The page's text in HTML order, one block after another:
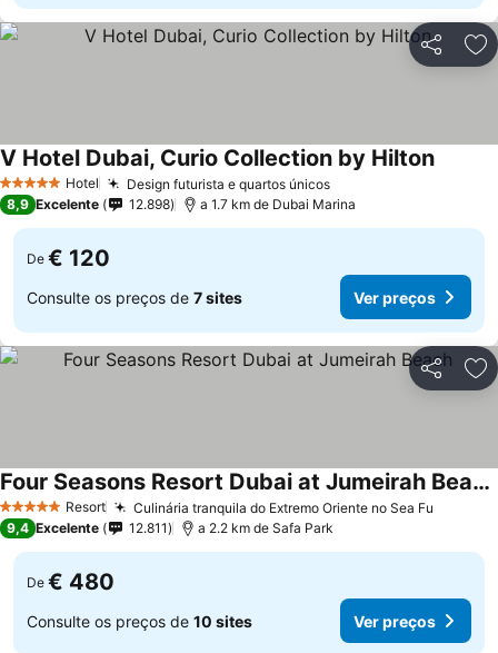
Partilhar
5 Estrelas Hotel Design futurista e quartos únicos
V Hotel Dubai, Curio Collection by Hilton
8,9 Excelente 12.898 a 1.7 km de Dubai Marina
De € 120
Consulte os preços de 7 sites Ver preços
Partilhar
5 Estrelas Resort Culinária tranquila do Extremo Oriente no Sea Fu
Four Seasons Resort Dubai at Jumeirah Beach
9,4 Excelente 12.811 a 2.2 km de Safa Park
De € 480
Consulte os preços de 10 sites Ver preços